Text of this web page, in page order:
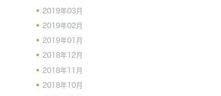
2019年03月
2019年02月
2019年01月
2018年12月
2018年11月
2018年10月